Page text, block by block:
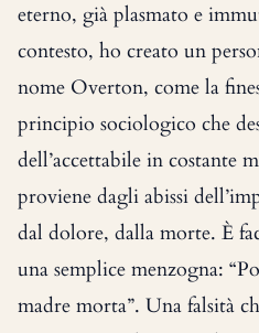
eterno, già plasmato e
contesto, ho creato un
nome Overton, come la
principio sociologico che
dell’accettabile in costante
proviene dagli abissi
dal dolore, dalla morte. È
una semplice menzogna:
madre morta”. Una falsità